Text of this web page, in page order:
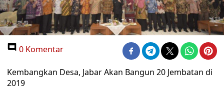
0 Komentar
Kembangkan Desa, Jabar Akan Bangun 20 Jembatan di
2019